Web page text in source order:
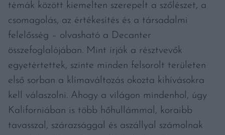
témák között kiemelten szerepelt a szőlészet, a
csomagolás, az értékesítés és a társadalmi
felelősség – olvasható a Decanter
összefoglalójában. Mint írják a résztvevők
egyetértettek, szinte minden felsorolt területen
első sorban a klímaváltozás okozta kihívásokra
kell válaszolni. Ahogy a világon mindenhol, úgy
Kaliforniában is több hőhullámmal, koraibb
tavasszal, szárazsággal és aszállyal számolnak